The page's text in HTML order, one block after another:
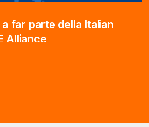
far parte della Italian
Alliance